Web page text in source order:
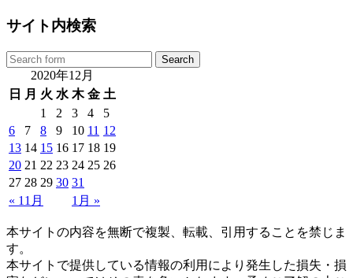
サイト内検索
2020年12月
日
月 火 水 木 金 土
« 11月 1月 »
1 2 3 4
5
6
7 8 9 10 11 12
13 14 15 16 17 18 19
20 21 22 23 24 25 26
27 28 29 30 31
本サイトの内容を無断で複製、転載、引用することを禁じま
す。
本サイトで提供している情報の利用により発生した損失・損